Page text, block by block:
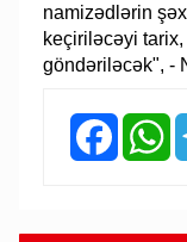
namizədlərin
keçiriləcəyi
göndəriləcək", -
Facebook